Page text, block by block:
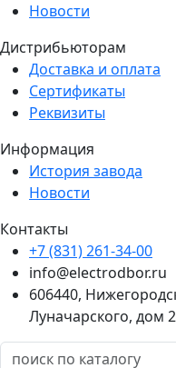
Новости
Дистрибьюторам
Доставка и оплата
Сертификаты
Реквизиты
Информация
История завода
Новости
Контакты
+7 (831) 261-34-00
info@electrodbor.ru
606440,
Луначарского, дом